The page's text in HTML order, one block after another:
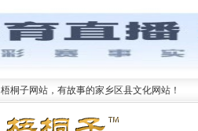
梧桐子网站，有故事的家乡区县文化网站！